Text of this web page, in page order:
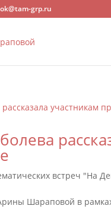
ok@tam-grp.ru
встреч "На
Шараповой в